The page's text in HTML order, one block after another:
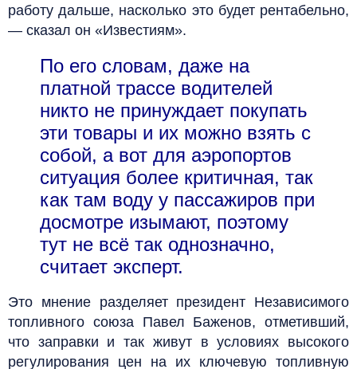
работу дальше, насколько это будет рентабельно,
— сказал он «Известиям».
По его словам, даже на
платной трассе водителей
никто не принуждает покупать
эти товары и их можно взять с
собой, а вот для аэропортов
ситуация более критичная, так
как там воду у пассажиров при
досмотре изымают, поэтому
тут не всё так однозначно,
считает эксперт.
Это мнение разделяет президент Независимого
топливного союза Павел Баженов, отметивший,
что заправки и так живут в условиях высокого
регулирования цен на их ключевую топливную